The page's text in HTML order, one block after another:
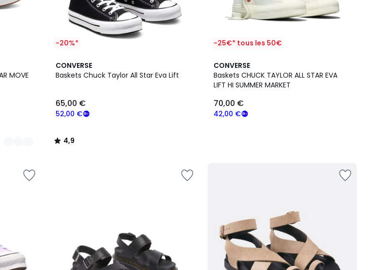
MOVE
-20%*
CONVERSE
Baskets Chuck Taylor All Star Eva Lift
52,00 €
65,00 €
4,9
/ 5
4,9
/
-25€* tous les 50€
CONVERSE
Baskets CHUCK TAYLOR ALL STAR EVA
LIFT HI SUMMER MARKET
42,00 €
70,00 €